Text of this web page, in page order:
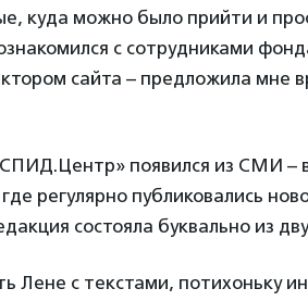
куда можно было прийти и
с сотрудниками
сайта – предложила мне
появился из СМИ –
регулярно публиковались
состояла буквально из
Лене с текстами, потихоньку